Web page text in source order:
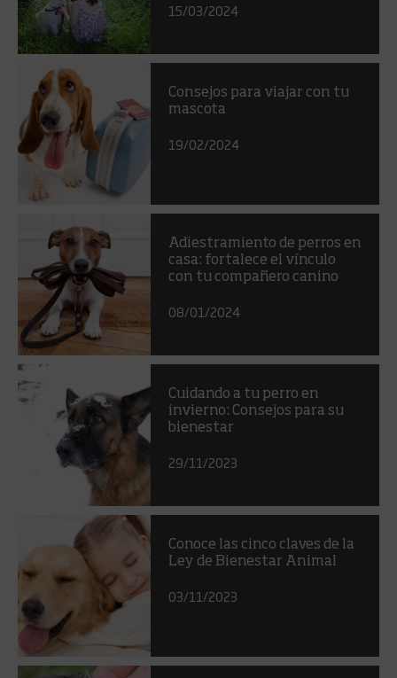
15/03/2024
Consejos para viajar con tu
mascota
19/02/2024
Adiestramiento de perros en
casa: fortalece el vínculo
con tu compañero canino
08/01/2024
Cuidando a tu perro en
invierno: Consejos para su
bienestar
29/11/2023
Conoce las cinco claves de la
Ley de Bienestar Animal
03/11/2023